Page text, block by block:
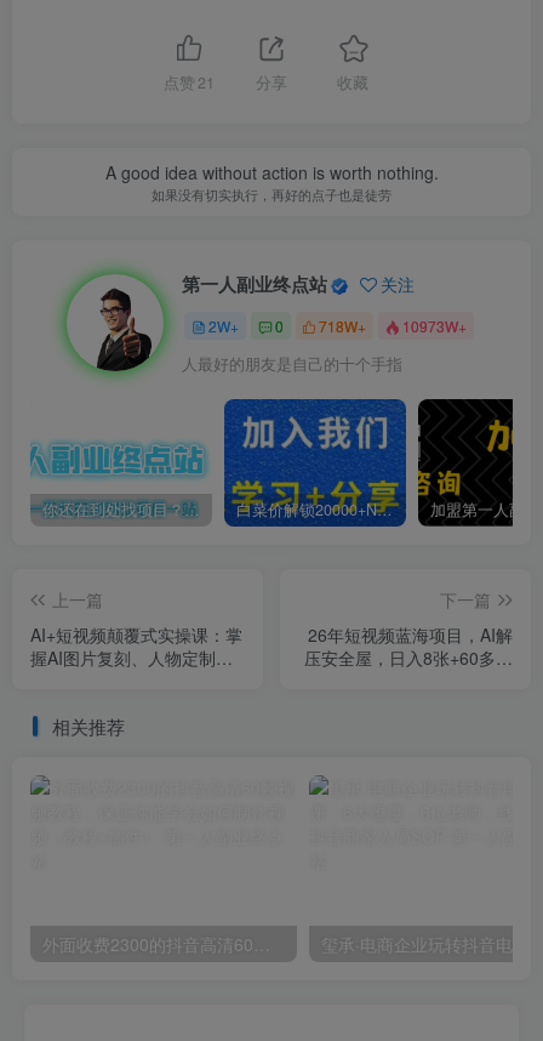
点赞 21 分享 收藏
A good idea without action is worth nothing.
如果没有切实执行，再好的点子也是徒劳
第一人副业终点站 关注
2W+ 0 718W+ 10973W+
人最好的朋友是自己的十个手指
你还在到处找项目？还在当韭菜？我靠卖项目一个月收入5万+，曾经我也是个失败者。 白菜价解锁20000+N个赚钱机会，加入第一人副业终点站会员，全站资源免费学习。
上一篇
AI+短视频颠覆式实操课：掌
握AI图片复刻、人物定制、
下一篇
26年短视频蓝海项目，AI解
压安全屋，日入8张+60多作
相关推荐
外面收费2300的抖音高清60帧视频教程，保证你能学会如何制作视频（教程+插件）